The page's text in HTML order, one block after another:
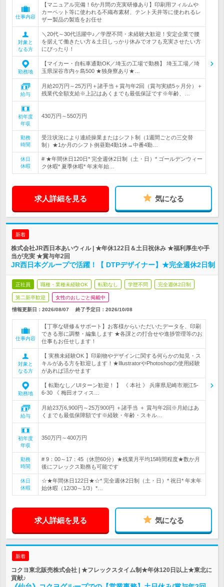
仕事内容
【マニュアル完備！6か月間の充実研修あり】印刷用フィルムや
カーペット等に使われる不織布素材、テント天井等に使われるレ
ザー製品の製造をお任せ
対象と
なる方
＼20代～30代活躍中♪／学歴不問・未経験大歓迎！安定企業で腰
を据えて働きたい方＆土日しっかり休みでオフも充実させたい方
にぴったり！
勤務地
【マイカー・自転車通勤OK／埼玉の工場で勤務】 埼玉工場／埼
玉県深谷市内ヶ島500 ★独身寮あり★…
給与
月給20万円～25万円＋諸手当＋賞与年2回（賞与実績5ヶ月分）＋
残業代全額支給※上記はあくまでも最低保証です※年齢、…
初年度
年収
430万円～550万円
勤務
時間
受注状況により連続操業またはシフト制（1週間ごとの三交替
制）★1か月のシフト例昼勤4勤1休→中番4勤…
休日
休暇
# ★年間休日120日* 完全週休2日制（土・日）* ゴールデンウィー
ク休暇* 夏季休暇* 年末年始…
求人詳細を見る 気になる
新着
株式会社JR西日本あいウィル | ★年休122日＆土日祝休み ★福利厚生や手
当が充実 ★賞与年2回
JR西日本グループで活躍！【 DTPデザイナー】★完全週休2日制
正社員 職種・業種未経験OK 転勤なし 学歴不問 完全週休2日制
第二新卒歓迎 女性のおしごと掲載中
情報更新日：2026/08/07 終了予定日： 2026/10/08
仕事内容
【丁寧な研修＆サポート】お客様からいただいたデータを、印刷
できる形に調整・編集します ★各課との打合せや進捗管理等のお
仕事もお任せします！
対象と
なる方
【 実務未経験OK 】印刷物やデザインに関する何らかの知見・ス
キルがある方を歓迎します！★IllustratorやPhotoshopの使用経験
があれば活かせます
勤務地
【 転勤なし／UIターン歓迎！ 】 《 本社 》 兵庫県尼崎市潮江5-
6-30 《 梅田オフィス…
給与
月給23万6,900円～25万900円 ＋諸手当 ＋ 賞与年2回※月給はあ
くまでも最低保障額です※経験・年齢・スキル…
初年度
年収
350万円～400万円
勤務
時間
# 9：00～17：45（休憩60分）★残業月平均15時間程度★数か月
後にフレックス勤務も可能です
休日
休暇
☆★年間休日122日★☆* 完全週休2日制（土・日）* 祝日* 年末年
始休暇（12/30～1/3）*…
求人詳細を見る 気になる
新着
コクヨ東北販売株式会社 | ★フレックスタイム制★年休120日以上★東北に
貢献♪